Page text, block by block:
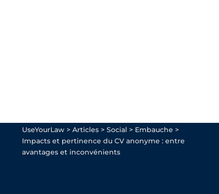
UseYourLaw> Articles> Social > Embauche >
Impacts et pertinence du CV anonyme : entre
avantages et inconvénients